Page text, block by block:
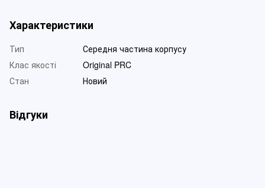
Характеристики
Тип
Середня частина корпусу
Клас якості
Original PRC
Стан
Новий
Відгуки